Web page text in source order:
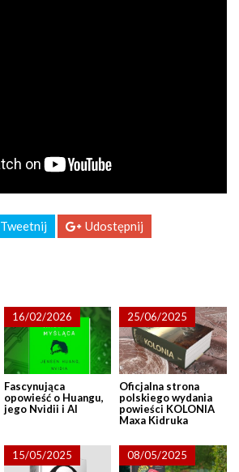
Tweetnij Udostępnij
16/02/2026
Fascynująca
opowieść o Huangu,
jego Nvidii i AI
25/06/2025
Oficjalna strona
polskiego wydania
powieści KOLONIA
Maxa Kidruka
15/05/2025 08/05/2025